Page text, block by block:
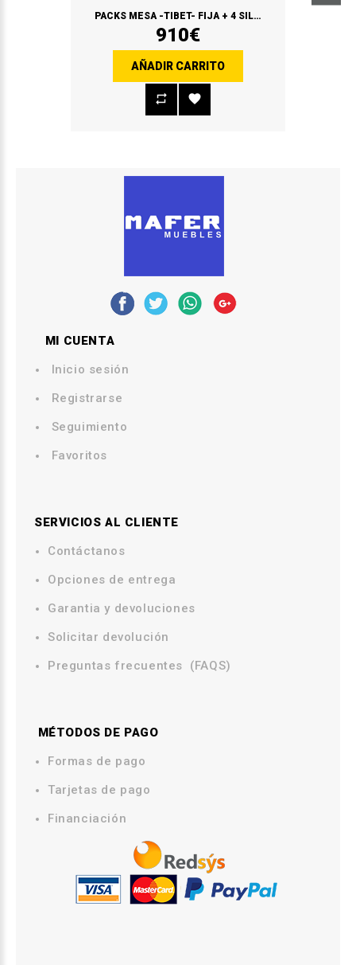
PACKS MESA -TIBET- FIJA + 4 SILLAS
910€
AÑADIR CARRITO
MI CUENTA
Inicio sesión
Registrarse
Seguimiento
Favoritos
SERVICIOS AL CLIENTE
Contáctanos
Opciones de entrega
Garantia y devoluciones
Solicitar devolución
Preguntas frecuentes (FAQS)
MÉTODOS DE PAGO
Formas de pago
Tarjetas de pago
Financiación